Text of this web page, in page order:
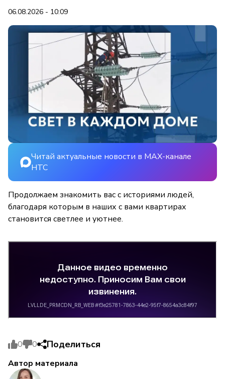
06.08.2026 - 10:09
Читай актуальные новости в MAX-канале
НТС
Продолжаем знакомить вас с историями людей,
благодаря которым в наших с вами квартирах
становится светлее и уютнее.
0 0 Поделиться
Автор материала